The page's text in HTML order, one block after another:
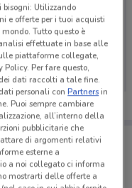
pubblicato
più tardi.
con te!
dei negozi vicino a te,
risparmio, comodamente
Utilizzando
e offerte per i tuoi acquisti
Tutto questo è
effettuate in base alle
piattaforme collegate,
Per fare questo,
dati raccolti a tale fine.
personali conPartnersin
Puoi sempre cambiare
all’interno della
pubblicitarie che
di argomenti relativi
esterne a
a noi collegato ci informa
mostrarti delle offerte a